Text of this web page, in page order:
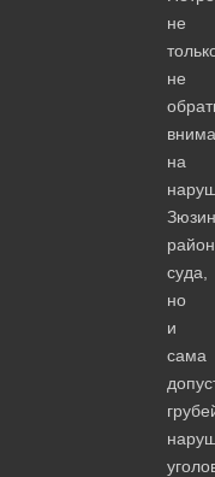
не
не
на
суда,
но
и
сама